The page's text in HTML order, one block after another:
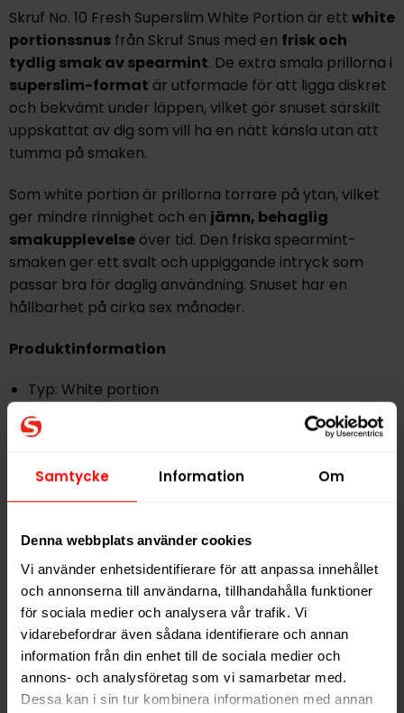
Samtycke Information Om
Denna webbplats använder cookies
Vi använder enhetsidentifierare för att anpassa innehållet
och annonserna till användarna, tillhandahålla funktioner
för sociala medier och analysera vår trafik. Vi
vidarebefordrar även sådana identifierare och annan
information från din enhet till de sociala medier och
annons- och analysföretag som vi samarbetar med.
Dessa kan i sin tur kombinera informationen med annan
Skruf No. 10 Fresh Superslim White Portion är ett white
portionssnusfrån Skruf Snus med en frisk och
tydlig smak av spearmint. De extra smala prillorna i
superslim-format är utformade för att ligga diskret
och bekvämt under läppen, vilket gör snuset särskilt
uppskattat av dig som vill ha en nätt känsla utan att
tumma på smaken.
Som white portion är prillorna torrare på ytan, vilket
ger mindre rinnighet och en jämn, behaglig
smakupplevelseöver tid. Den friska spearmint-
smaken ger ett svalt och uppiggande intryck som
passar bra för daglig användning. Snuset har en
hållbarhet på cirka sex månader.
Produktinformation
Typ: White portion
Format: Superslim
Styrka: Normal
Prillor per dosa: 30 st
Vikt per prilla: 0,55 g
Totalvikt per dosa: 16,5 g
Ingredienser: Tobak, vatten, fuktighetsbevarande
medel, surhetsreglerande medel, koksalt, aromer.